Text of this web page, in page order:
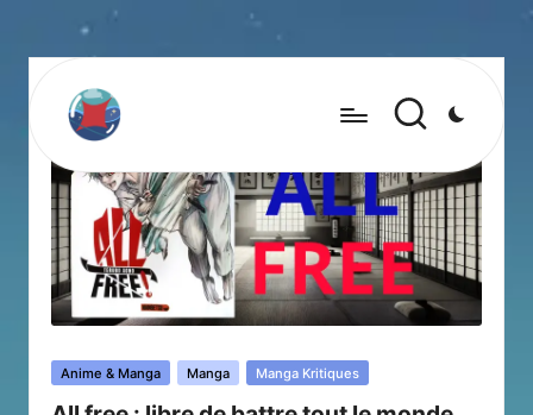
Posted
Anime & Manga Manga Manga Kritiques